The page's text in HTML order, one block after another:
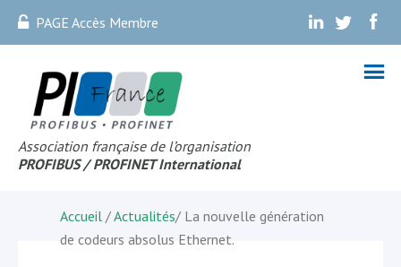
PAGE Accès Membre . . .
Association française de l’organisation
PROFIBUS / PROFINET International
Accueil /Actualités/ La nouvelle génération
de codeurs absolus Ethernet.